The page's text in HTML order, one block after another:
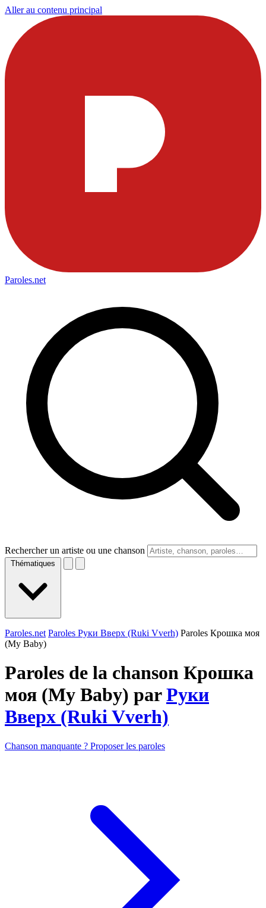
Aller au contenu principal
Paroles.net
Rechercher un artiste ou une chanson
Thématiques
Paroles.net Paroles Руки Вверх (Ruki Vverh) Paroles Крошка моя
(My Baby)
Paroles de la chanson Крошка
моя (My Baby) parРуки
Вверх (Ruki Vverh)
Chanson manquante ? Proposer les paroles